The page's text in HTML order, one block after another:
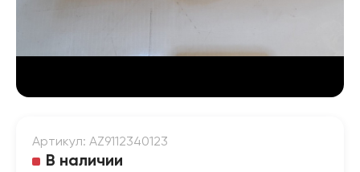
Артикул: AZ9112340123
В наличии